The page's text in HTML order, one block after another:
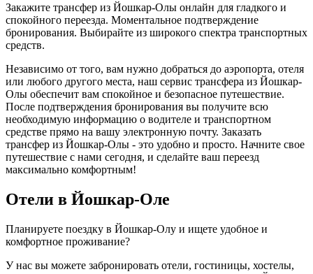
Закажите трансфер из Йошкар-Олы онлайн для гладкого и
спокойного переезда. Моментальное подтверждение
бронирования. Выбирайте из широкого спектра транспортных
средств.
Независимо от того, вам нужно добраться до аэропорта, отеля
или любого другого места, наш сервис трансфера из Йошкар-
Олы обеспечит вам спокойное и безопасное путешествие.
После подтверждения бронирования вы получите всю
необходимую информацию о водителе и транспортном
средстве прямо на вашу электронную почту. Заказать
трансфер из Йошкар-Олы - это удобно и просто. Начните свое
путешествие с нами сегодня, и сделайте ваш переезд
максимально комфортным!
Отели в Йошкар-Оле
Планируете поездку в Йошкар-Олу и ищете удобное и
комфортное проживание?
У нас вы можете забронировать отели, гостиницы, хостелы,